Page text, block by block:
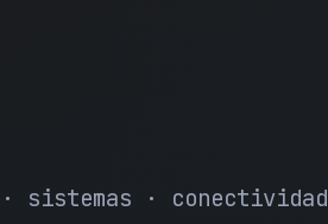
sistemas · conectividad